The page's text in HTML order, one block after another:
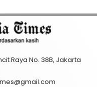
Raya No. 38B, Jakarta